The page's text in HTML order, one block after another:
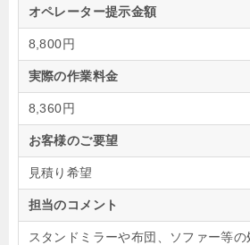
オペレーター提示金額
8,800円
実際の作業料金
8,360円
お客様のご要望
見積り希望
担当のコメント
スタンドミラーや布団、ソファー等